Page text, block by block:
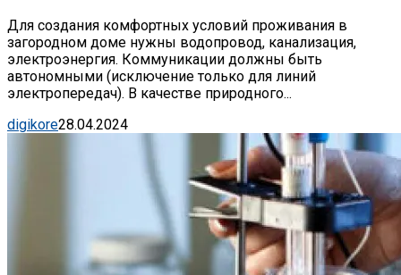
Для создания комфортных условий проживания в
загородном доме нужны водопровод, канализация,
электроэнергия. Коммуникации должны быть
автономными (исключение только для линий
электропередач). В качестве природного...
digikore28.04.2024